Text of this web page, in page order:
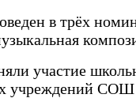
в трёх
участие
учреждений